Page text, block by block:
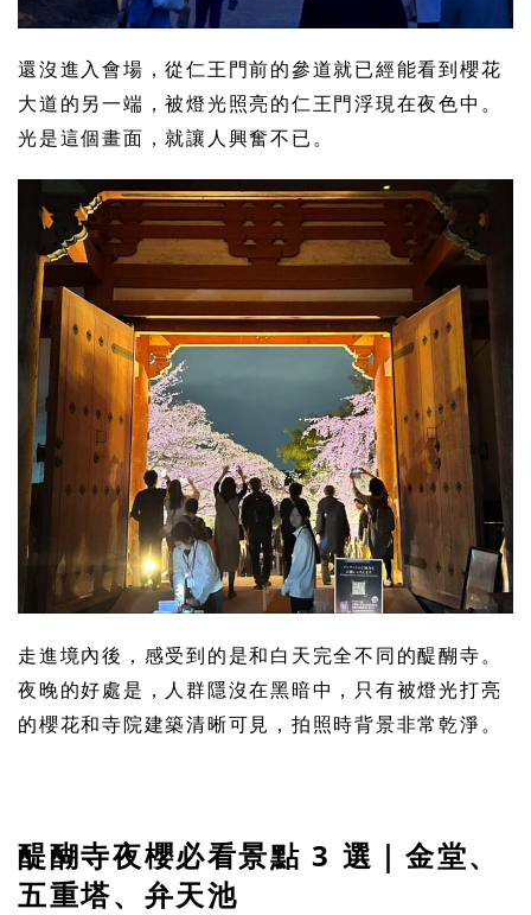
還沒進入會場，從仁王門前的參道就已經能看到櫻花
大道的另一端，被燈光照亮的仁王門浮現在夜色中。
光是這個畫面，就讓人興奮不已。
走進境內後，感受到的是和白天完全不同的醍醐寺。
夜晚的好處是，人群隱沒在黑暗中，只有被燈光打亮
的櫻花和寺院建築清晰可見，拍照時背景非常乾淨。
醍醐寺夜櫻必看景點 3 選｜金堂、
五重塔、弁天池